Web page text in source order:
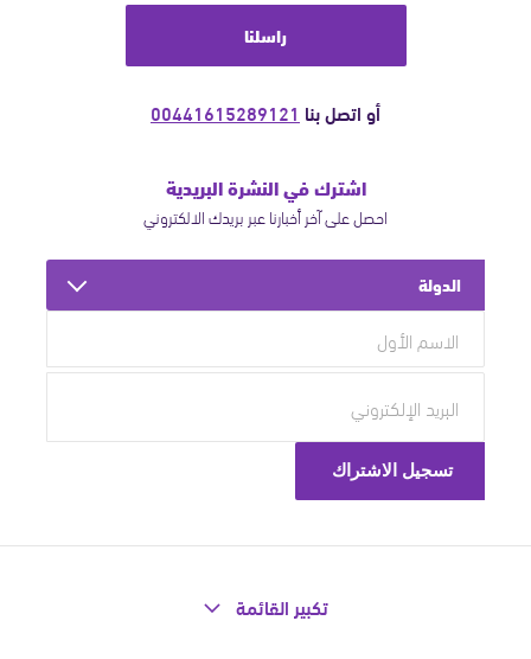
راسلنا
أو اتصل بنا 00441615289121
اشترك في النشرة البريدية
احصل على آخر أخبارنا عبر بريدك الالكتروني
الدولة
تكبير القائمة